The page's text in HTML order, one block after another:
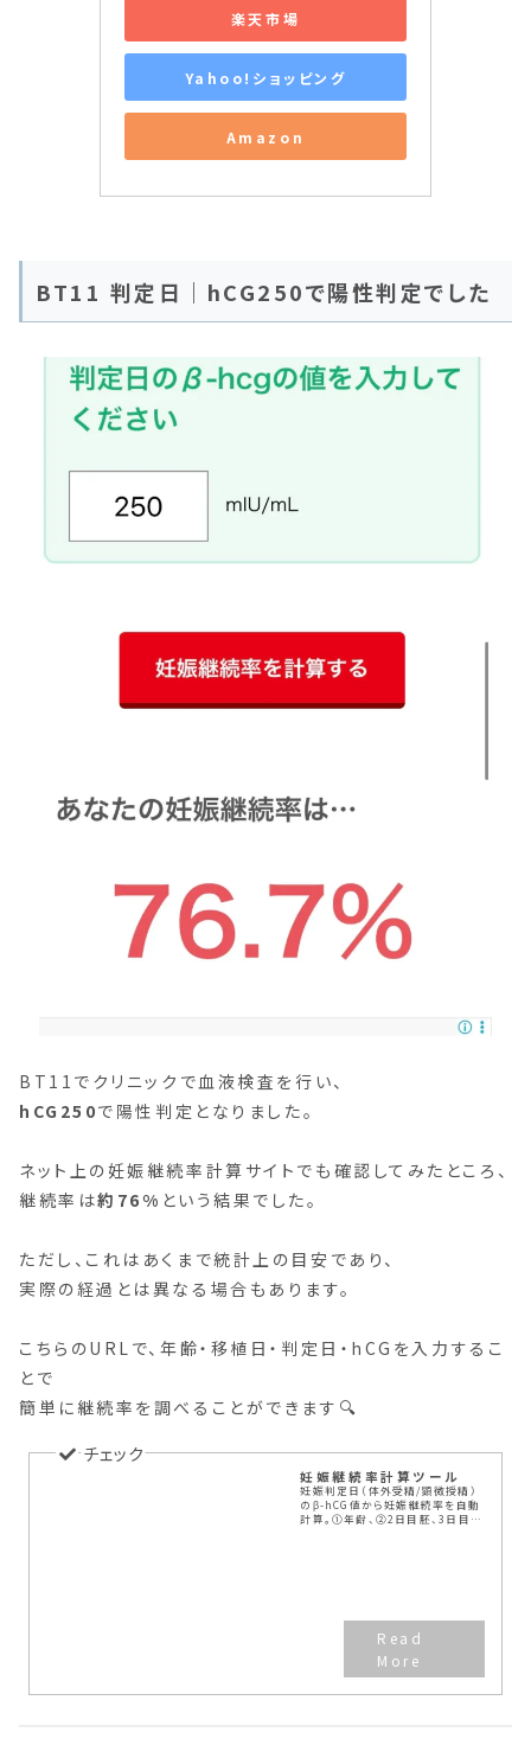
楽天市場
Yahoo!ショッピング
Amazon
BT11 判定日｜hCG250で陽性判定でした
BT11でクリニックで血液検査を行い、
hCG250で陽性判定となりました。
ネット上の妊娠継続率計算サイトでも確認してみたところ、
継続率は約76% という結果でした。
ただし、これはあくまで統計上の目安であり、
実際の経過とは異なる場合もあります。
こちらのURLで、年齢・移植日・判定日・hCGを入力するこ
とで
簡単に継続率を調べることができます🔍
妊娠継続率計算ツール
妊娠判定日（体外受精/顕微授精）
のβ-hCG値から妊娠継続率を自動
計算。①年齢、②2日目胚、3日目